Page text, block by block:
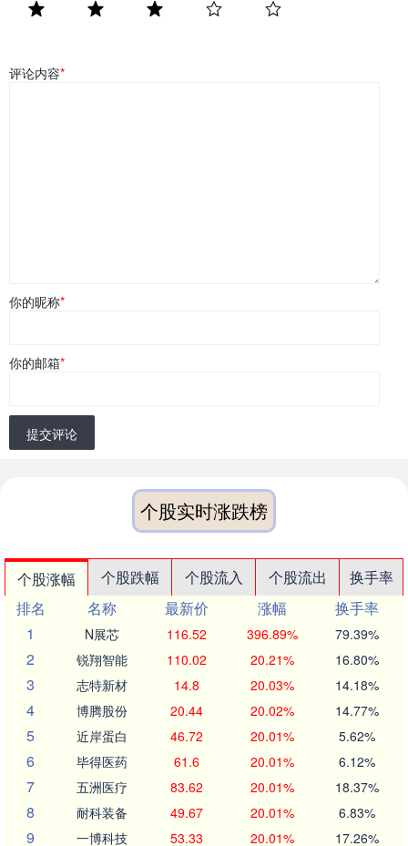
评论内容*
你的昵称*
你的邮箱*
提交评论
个股实时涨跌榜
个股涨幅 个股跌幅 个股流入 个股流出
换手率
排名
名称 最新价 涨幅
换手率
1
N展芯 116.52 396.89% 79.39%
2 锐翔智能 110.02 20.21% 16.80%
3 志特新材 14.8 20.03% 14.18%
4 博腾股份 20.44 20.02% 14.77%
5 近岸蛋白 46.72 20.01% 5.62%
6 毕得医药 61.6 20.01% 6.12%
7 五洲医疗 83.62 20.01% 18.37%
8 耐科装备 49.67 20.01% 6.83%
9 一博科技 53.33 20.01% 17.26%